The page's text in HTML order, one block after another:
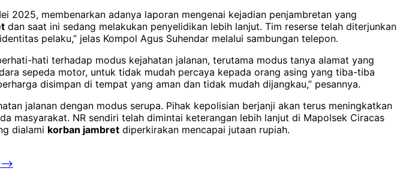
2025, membenarkan adanya laporan mengenai kejadian penjambretan yang
dan saat ini sedang melakukan penyelidikan lebih lanjut. Tim reserse telah diterjunkan
pelaku,” jelas Kompol Agus Suhendar melalui sambungan telepon.
hati terhadap modus kejahatan jalanan, terutama modus tanya alamat yang
sepeda motor, untuk tidak mudah percaya kepada orang asing yang tiba-tiba
disimpan di tempat yang aman dan tidak mudah dijangkau,” pesannya.
jalanan dengan modus serupa. Pihak kepolisian berjanji akan terus meningkatkan
masyarakat. NR sendiri telah dimintai keterangan lebih lanjut di Mapolsek Ciracas
dialami korban jambret diperkirakan mencapai jutaan rupiah.
⟶